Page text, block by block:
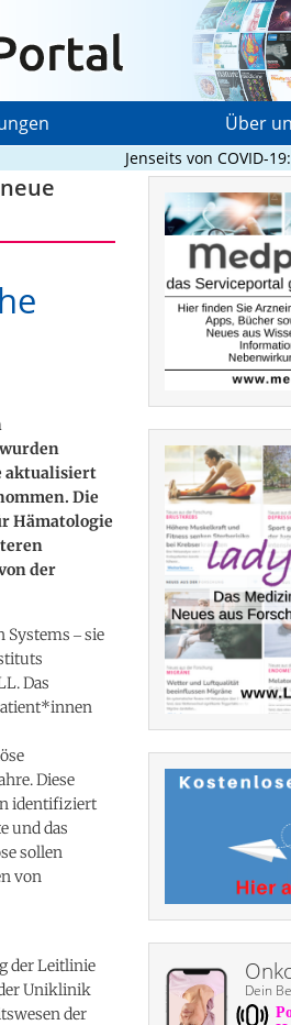
Über
Jenseits von COVID-19:
aktualisiert
Die
Hämatologie
der
‒ sie
Das
Diese
identifiziert
und das
sollen
von
der Leitlinie
Uniklinik
der
Dein